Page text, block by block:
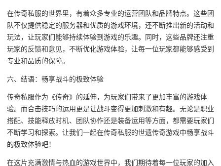
在传奇私服的世界里，有着众多专业的运营团队和品牌特点。这些团
队不仅提供稳定的服务器和优质的游戏环境，还不断推出新的活动和
玩法，让玩家们能够持续体验到游戏的乐趣。同时，这些品牌还注重
玩家的反馈和意见，不断优化游戏体验，让每一位玩家都能够感受到
专业和品质的保障。
六、结语：畅享战斗的极致体验
传奇私服作为《传奇》的延伸，为玩家们带来了更加丰富的游戏体
验。而合击技巧的运用更是让战斗变得更加刺激和有趣。无论是职业
搭配、技能释放时机、团队协作还是装备运用等方面，都需要玩家们
不断学习和探索。让我们一起在传奇私服的世遗传奇游戏中畅享战斗
的极致体验吧！
在这片充满激情与热血的游戏世界中，我们期待着每一位玩家的加入